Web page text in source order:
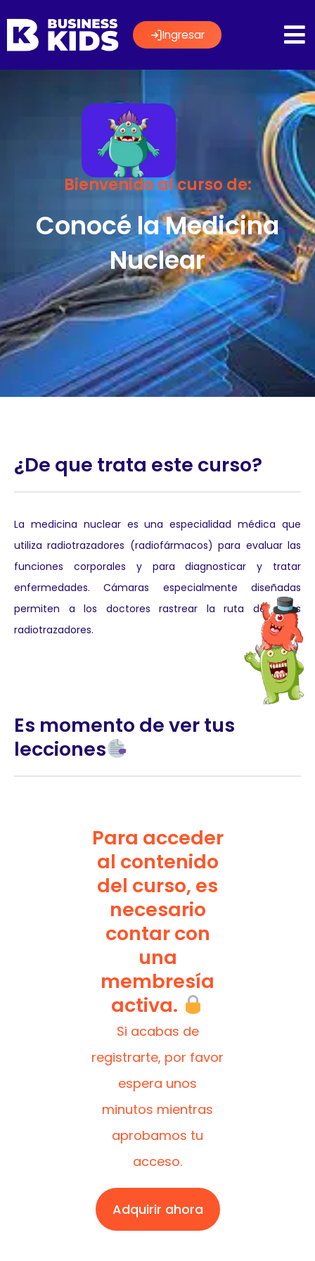
Ingresar
Bienvenido al curso de:
Conocé la Medicina
Nuclear
¿De que trata este curso?
La medicina nuclear es una especialidad médica que
utiliza radiotrazadores (radiofármacos) para evaluar las
funciones corporales y para diagnosticar y tratar
enfermedades. Cámaras especialmente diseñadas
permiten a los doctores rastrear la ruta de estos
radiotrazadores.
Es momento de ver tus
lecciones
Para acceder
al contenido
del curso, es
necesario
contar con
una
membresía
activa.
Si acabas de
registrarte, por favor
espera unos
minutos mientras
aprobamos tu
acceso.
Adquirir ahora